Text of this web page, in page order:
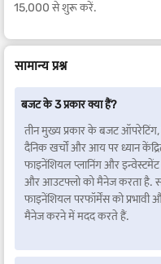
15,000 से शुरू करें.
सामान्य प्रश्न
बजट के 3 प्रकार क्या हैं?
तीन मुख्य प्रकार के बजट
दैनिक खर्चों और आय पर ध्यान
फाइनेंशियल प्लानिंग और
और आउटफ्लो को मैनेज करता है.
फाइनेंशियल परफॉर्मेंस को
मैनेज करने में मदद करते हैं.